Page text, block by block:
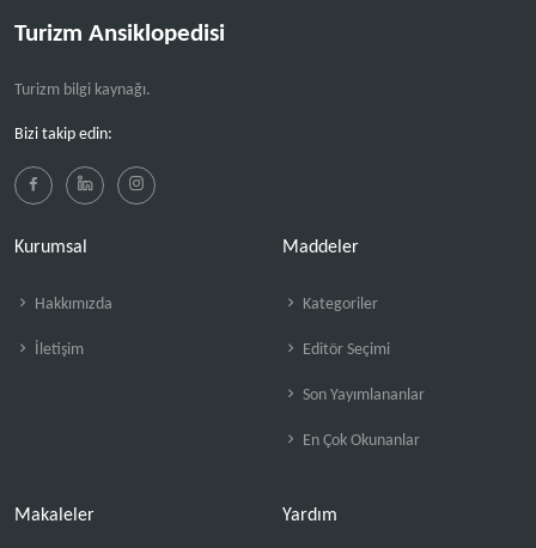
Turizm Ansiklopedisi
Turizm bilgi kaynağı.
Bizi takip edin:
Kurumsal
Hakkımızda
İletişim
Maddeler
Kategoriler
Editör Seçimi
Son Yayımlananlar
En Çok Okunanlar
Makaleler Yardım